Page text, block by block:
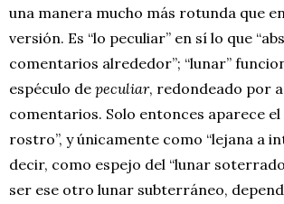
una manera mucho más rotunda que
versión. Es “lo peculiar” en sí lo que
comentarios alrededor”; “lunar”
espéculo de peculiar, redondeado por
comentarios. Solo entonces aparece el
rostro”, y únicamente como “lejana a
decir, como espejo del “lunar
ser ese otro lunar subterráneo,